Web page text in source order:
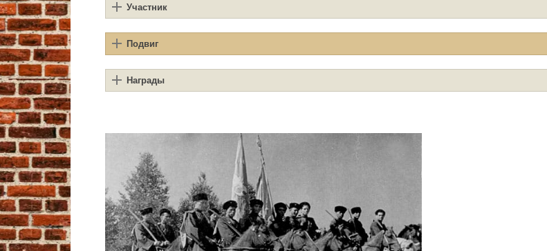
Участник
Подвиг
Награды